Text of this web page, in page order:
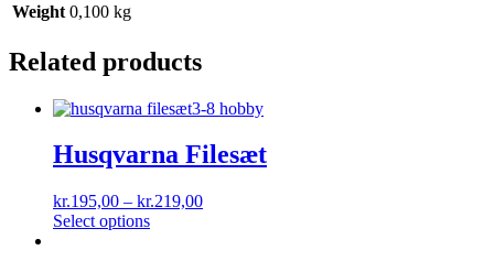
Weight 0,100 kg
Related products
Husqvarna Filesæt
kr.195,00 – kr.219,00
Select options